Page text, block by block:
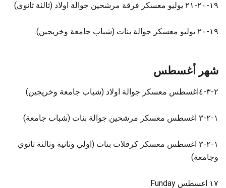
١٩-٢٠-٢١ يوليو معسكر فرقة مرشحين جوالة اولاد (ثالثة ثانوي)
١٩-٢٠ يوليو معسكر جوالة بنات (شباب جامعة وخريجين).
شهر أغسطس
٢-٣-٤اغسطس معسكر جوالة اولاد (شباب جامعة وخريجين)
١-٢-٣ اغسطس معسكر مرشحين جوالة بنات (شباب جامعة)
١-٢-٣ اغسطس معسكر كرفلات بنات (اولي وثانية وثالثة ثانوي
وجامعة)
١٧ اغسطس Funday